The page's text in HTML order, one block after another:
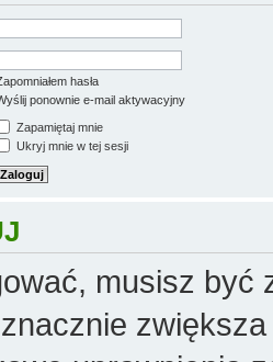
hasła
ponownie e-mail aktywacyjny
Zapamiętaj mnie
Ukryj mnie w tej sesji
musisz być